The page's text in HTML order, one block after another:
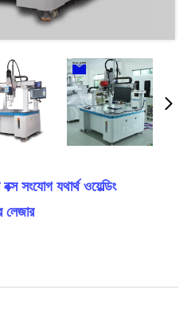
সংযোগ যথার্থ ওয়েল্ডিং
লেজার